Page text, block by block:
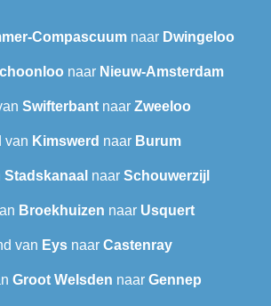
Compascuumnaar Dwingeloo
naar Nieuw-Amsterdam
Swifterbant naar Zweeloo
van Kimswerd naar Burum
Stadskanaal naar Schouwerzijl
Broekhuizen naar Usquert
van Eysnaar Castenray
Groot Welsden naar Gennep